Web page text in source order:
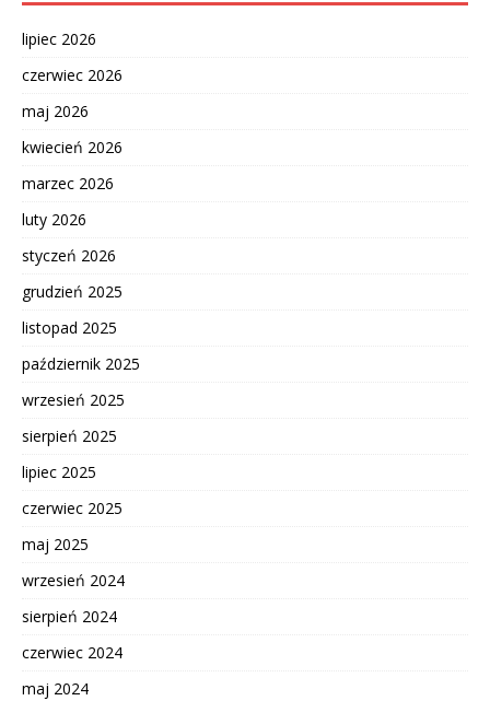
lipiec 2026
czerwiec 2026
maj 2026
kwiecień 2026
marzec 2026
luty 2026
styczeń 2026
grudzień 2025
listopad 2025
październik 2025
wrzesień 2025
sierpień 2025
lipiec 2025
czerwiec 2025
maj 2025
wrzesień 2024
sierpień 2024
czerwiec 2024
maj 2024